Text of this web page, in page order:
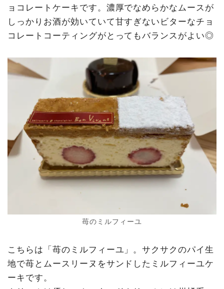
ョコレートケーキです。濃厚でなめらかなムースが
しっかりお酒が効いていて甘すぎないビターなチョ
コレートコーティングがとってもバランスがよい◎
苺のミルフィーユ
こちらは「苺のミルフィーユ」。サクサクのパイ生
地で苺とムースリーヌをサンドしたミルフィーユケ
ーキです。